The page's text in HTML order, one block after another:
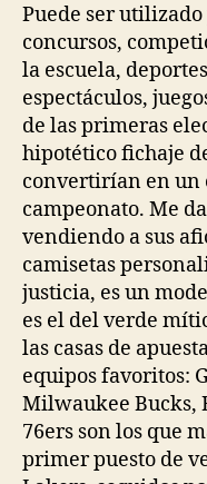
Puede ser
concursos,
la escuela,
espectáculos,
de las primeras
hipotético fichaje
convertirían en un
campeonato. Me
vendiendo a sus
camisetas
justicia, es un
es el del verde
las casas de
equipos favoritos:
Milwaukee Bucks,
76ers son los que
primer puesto de